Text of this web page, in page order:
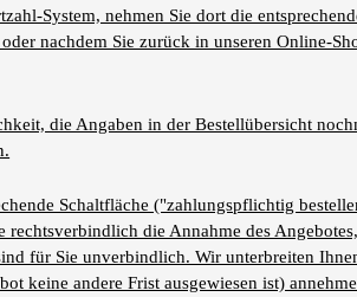
System, nehmen Sie dort die
nachdem Sie zurück in unseren Online-
die Angaben in der Bestellübersicht
Schaltfläche ("zahlungspflichtig
die Annahme des
für Sie unverbindlich. Wir unterbreiten
keine andere Frist ausgewiesen ist)